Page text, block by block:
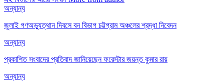
অন্যান্য
জুলাই গণঅভ্যুত্থান দিবসে বন বিভাগ চট্টগ্রাম অঞ্চলের শ্রদ্ধা নিবেদন
অন্যান্য
প্রকাশিত সংবাদের প্রতিবাদ জানিয়েছেন ফরেস্টার জয়ন্ত কুমার রায়
অন্যান্য